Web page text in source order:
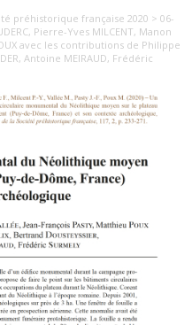
préhistorique française 2020 > 06-
Pierre-Yves MILCENT, Manon
avec les contributions de Philippe
Antoine MEIRAUD, Frédéric